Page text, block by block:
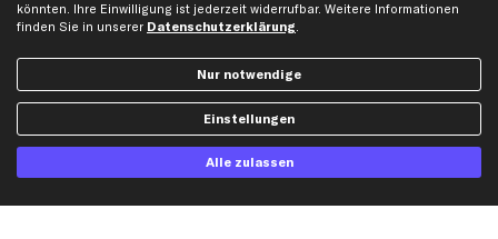
Ich möchte über aktuelle Vorteile und Angebote im Shop informiert werden und
willige in dieDatenschutzerklärungein. Eine Abmeldung ist jederzeit möglich.
Zahlungsarten
Lastschrift Kreditkarte
könnten. Ihre Einwilligung ist jederzeit widerrufbar. Weitere Informationen
finden Sie in unserer Datenschutzerklärung.
Nur notwendige
Einstellungen
Alle zulassen